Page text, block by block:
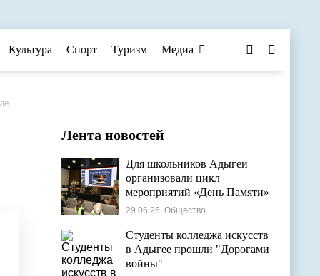
Культура Спорт Туризм Медиа
Лента новостей
Для школьников Адыгеи
организовали цикл
мероприятий «День Памяти»
29.06.26, Общество
Студенты колледжа искусств
в Адыгее прошли "Дорогами
войны"